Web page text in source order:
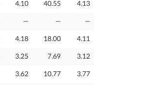
4.10 40.55 4.13
— — —
4.18 18.00 4.11
3.25 7.69 3.12
3.62 10.77 3.77